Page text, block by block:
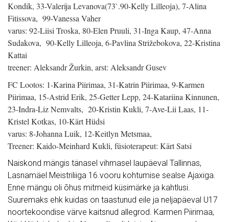
Kondik, 33-Valerija Levanova(73`.90-Kelly Lilleoja), 7-Alina
Fitissova, 99-Vanessa Vaher
varus: 92-Liisi Troska, 80-Elen Pruuli, 31-Inga Kaup, 47-Anna
Sudakova, 90-Kelly Lilleoja, 6-Pavlina Strižebokova, 22-Kristina
Kattai
treener: Aleksandr Žurkin, arst: Aleksandr Gusev
FC Lootos: 1-Karina Piirimaa, 31-Katrin Piirimaa, 9-Karmen
Piirimaa, 15-Astrid Erik, 25-Getter Lepp, 24-Katariina Kinnunen,
23-Indra-Liz Nemvalts, 20-Kristin Kukli, 7-Ave-Lii Laas, 11-
Kristel Kotkas, 10-Kärt Hüdsi
varus: 8-Johanna Luik, 12-Keitlyn Metsmaa,
Treener: Kaido-Meinhard Kukli, füsioterapeut: Kärt Satsi
Naiskond mängis tänasel vihmasel laupäeval Tallinnas,
Lasnamäel Meistriliiga 16.vooru kohtumise sealse Ajaxiga.
Enne mängu oli õhus mitmeid küsimärke ja kahtlusi.
Suuremaks ehk kuidas on taastunud eile ja neljapäeval U17
noortekoondise värve kaitsnud allegrod. Karmen Piirimaa,